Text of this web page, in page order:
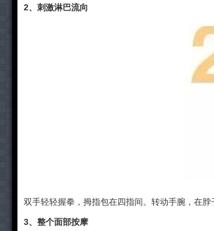
2、刺激淋巴流向
双手轻轻握拳，拇指包在四指间。转动手腕，在
3、整个面部按摩